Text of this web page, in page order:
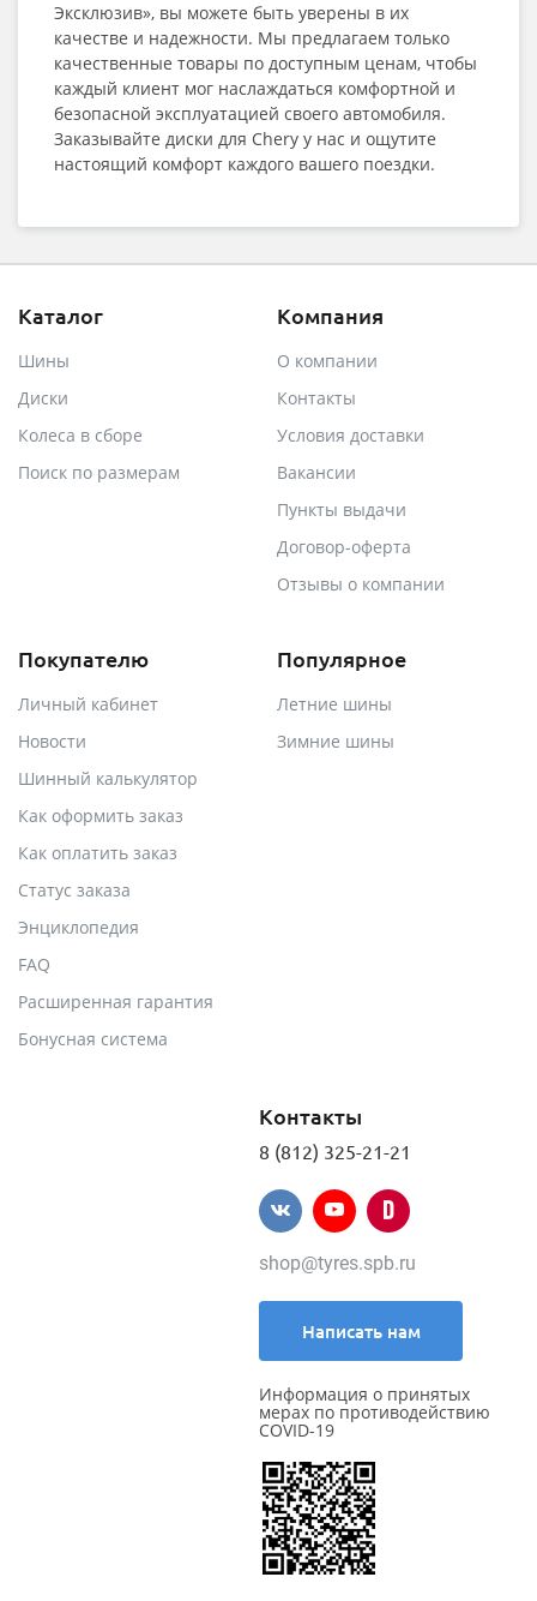
Эксклюзив», вы можете быть уверены в их
качестве и надежности. Мы предлагаем только
качественные товары по доступным ценам, чтобы
каждый клиент мог наслаждаться комфортной и
безопасной эксплуатацией своего автомобиля.
Заказывайте диски для Chery у нас и ощутите
настоящий комфорт каждого вашего поездки.
Каталог
Шины
Диски
Колеса в сборе
Поиск по размерам
Компания
О компании
Контакты
Условия доставки
Вакансии
Пункты выдачи
Договор-оферта
Отзывы о компании
Покупателю
Личный кабинет
Новости
Шинный калькулятор
Как оформить заказ
Как оплатить заказ
Статус заказа
Энциклопедия
FAQ
Расширенная гарантия
Бонусная система
Популярное
Летние шины
Зимние шины
Контакты
8 (812) 325-21-21
shop@tyres.spb.ru
Написать нам
Информация о принятых
мерах по противодействию
COVID-19